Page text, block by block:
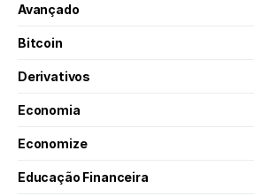
Avançado
Bitcoin
Derivativos
Economia
Economize
Educação Financeira